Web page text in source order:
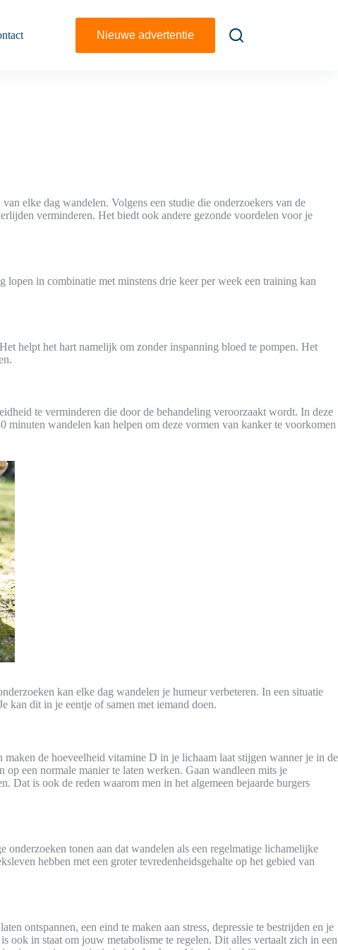
Nieuwe advertentie
elke dag wandelen. Volgens een studie die onderzoekers van de
verminderen. Het biedt ook andere gezonde voordelen voor je
in combinatie met minstens drie keer per week een training kan
helpt het hart namelijk om zonder inspanning bloed te pompen. Het
te verminderen die door de behandeling veroorzaakt wordt. In deze
wandelen kan helpen om deze vormen van kanker te voorkomen
kan elke dag wandelen je humeur verbeteren. In een situatie
kan dit in je eentje of samen met iemand doen.
de hoeveelheid vitamine D in je lichaam laat stijgen wanner je in de
een normale manier te laten werken. Gaan wandleen mits je
is ook de reden waarom men in het algemeen bejaarde burgers
tonen aan dat wandelen als een regelmatige lichamelijke
hebben met een groter tevredenheidsgehalte op het gebied van
ontspannen, een eind te maken aan stress, depressie te bestrijden en je
ook in staat om jouw metabolisme te regelen. Dit alles vertaalt zich in een